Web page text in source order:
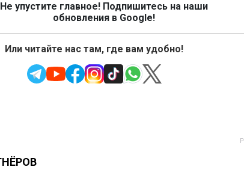
Не упустите главное! Подпишитесь на наши
обновления в Google!
Или читайте нас там, где вам удобно!